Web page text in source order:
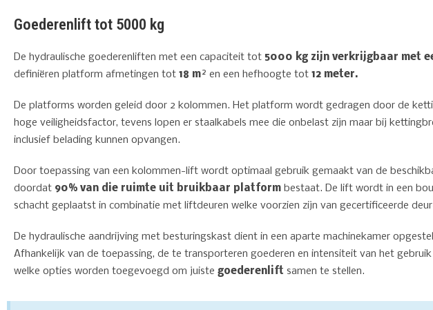
Goederenlift tot 5000 kg
De hydraulische goederenliften met een capaciteit tot 5000 kg zijn verkrijgbaar met
definiëren platform afmetingen tot 18 m² en een hefhoogte tot 12 meter.
De platforms worden geleid door 2 kolommen. Het platform wordt gedragen door de
hoge veiligheidsfactor, tevens lopen er staalkabels mee die onbelast zijn maar bij
inclusief belading kunnen opvangen.
Door toepassing van een kolommen-lift wordt optimaal gebruik gemaakt van de
doordat 90% van die ruimte uit bruikbaar platform bestaat. De lift wordt in een
schacht geplaatst in combinatie met liftdeuren welke voorzien zijn van gecertificeerde
De hydraulische aandrijving met besturingskast dient in een aparte machinekamer
Afhankelijk van de toepassing, de te transporteren goederen en intensiteit van het
welke opties worden toegevoegd om juiste goederenlift samen te stellen.